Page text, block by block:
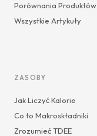
Porównania Produktów
Wszystkie Artykuły
ZASOBY
Jak Liczyć Kalorie
Co to Makroskładniki
Zrozumieć TDEE